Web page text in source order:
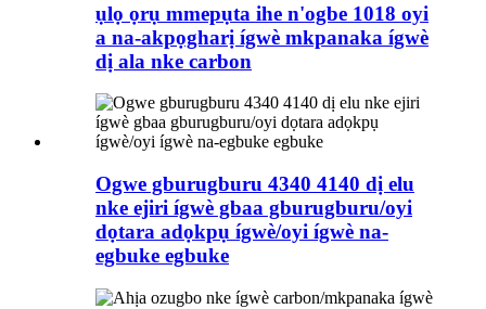
ụlọ ọrụ mmepụta ihe n'ogbe 1018 oyi
a na-akpọgharị ígwè mkpanaka ígwè
dị ala nke carbon
Ogwe gburugburu 4340 4140 dị elu
nke ejiri ígwè gbaa gburugburu/oyi
dọtara adọkpụ ígwè/oyi ígwè na-
egbuke egbuke